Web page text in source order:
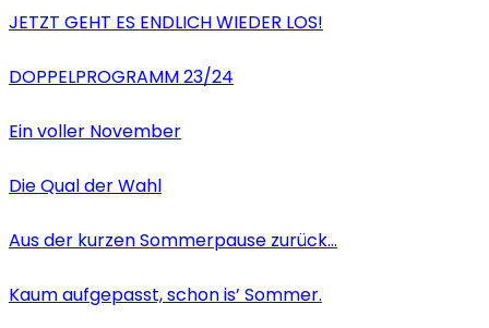
JETZT GEHT ES ENDLICH WIEDER LOS!
DOPPELPROGRAMM 23/24
Ein voller November
Die Qual der Wahl
Aus der kurzen Sommerpause zurück…
Kaum aufgepasst, schon is’ Sommer.